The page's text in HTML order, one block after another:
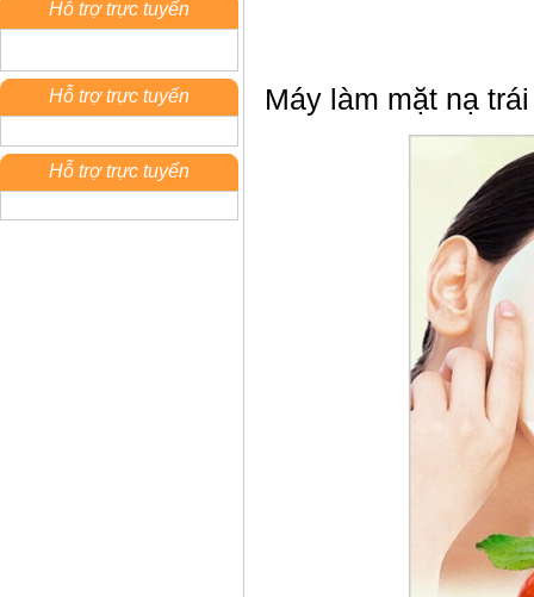
Hỗ trợ trực tuyến
Hỗ trợ trực tuyến
Hỗ trợ trực tuyến
Máy làm mặt nạ